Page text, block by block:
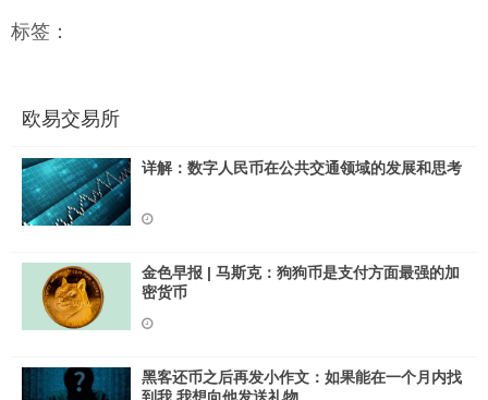
标签：
欧易交易所
详解：数字人民币在公共交通领域的发展和思考
金色早报 | 马斯克：狗狗币是支付方面最强的加
密货币
黑客还币之后再发小作文：如果能在一个月内找